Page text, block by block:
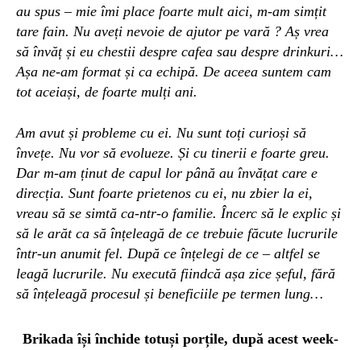
au spus – mie îmi place foarte mult aici, m-am simțit
tare fain. Nu aveți nevoie de ajutor pe vară ? Aș vrea
să învăț și eu chestii despre cafea sau despre drinkuri…
Așa ne-am format și ca echipă. De aceea suntem cam
tot aceiași, de foarte mulți ani.
Am avut și probleme cu ei. Nu sunt toți curioși să
învețe. Nu vor să evolueze. Și cu tinerii e foarte greu.
Dar m-am ținut de capul lor până au învățat care e
direcția. Sunt foarte prietenos cu ei, nu zbier la ei,
vreau să se simtă ca-ntr-o familie. Încerc să le explic și
să le arăt ca să înțeleagă de ce trebuie făcute lucrurile
într-un anumit fel. După ce înțelegi de ce – altfel se
leagă lucrurile. Nu execută fiindcă așa zice șeful, fără
să înțeleagă procesul și beneficiile pe termen lung…
Brikada își închide totuși porțile, după acest week-